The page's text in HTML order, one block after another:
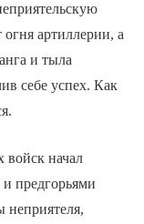
артиллерии, а
и тыла
себе успех. Как
войск начал
предгорьями
неприятеля,